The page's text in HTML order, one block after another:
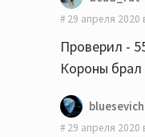
29 апреля 2020
Проверил -
Короны брал
bluesevich
29 апреля 2020